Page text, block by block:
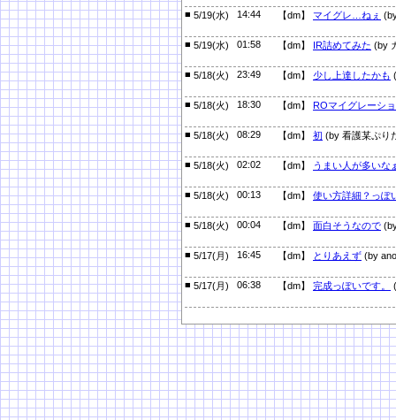
■ 5/19(水) 14:44 【dm】 マイグレ…ねぇ
■ 5/19(水) 01:58 【dm】 IR詰めてみた (by
■ 5/18(火) 23:49 【dm】 少し上達したかも
■ 5/18(火) 18:30 【dm】 ROマイグレーシ
■ 5/18(火) 08:29 【dm】 初 (by 看護某ぷり
■ 5/18(火) 02:02 【dm】 うまい人が多いな
■ 5/18(火) 00:13 【dm】 使い方詳細？っぽ
■ 5/18(火) 00:04 【dm】 面白そうなので
■ 5/17(月) 16:45 【dm】 とりあえず (by
■ 5/17(月) 06:38 【dm】 完成っぽいです。